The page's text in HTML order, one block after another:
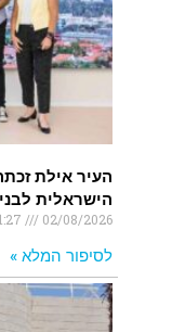
העיר אילת
הישראלית
02/08/2026
לסיפור המלא »